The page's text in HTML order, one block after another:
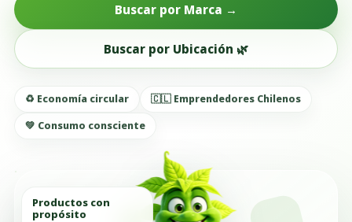
Buscar por Marca →
Buscar por Ubicación 🌿
♻️ Economía circular
🇨🇱 Emprendedores Chilenos
💚 Consumo consciente
Productos con
propósito